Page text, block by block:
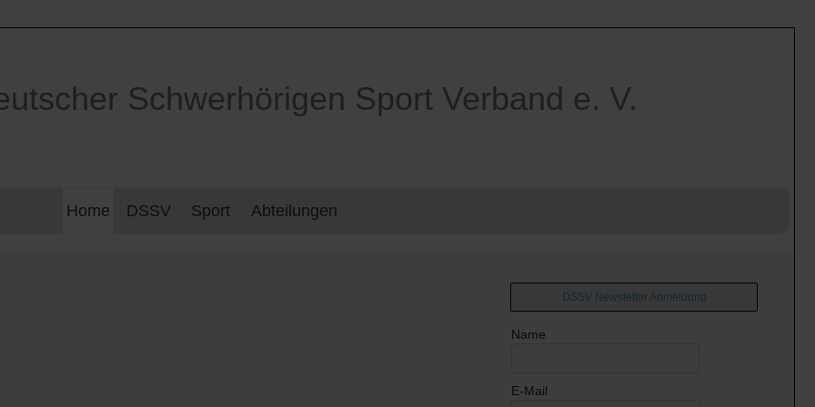
Schwerhörigen Sport Verband e. V.
Home DSSV Sport Abteilungen
DSSV Newsletter Anmeldung
Name
E-Mail